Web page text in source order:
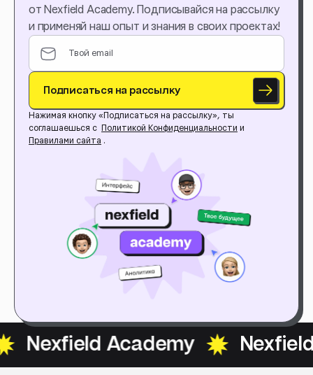
от Nexfield Academy. Подписывайся на рассылку
и применяй наш опыт и знания в своих проектах!
Подписаться на рассылку
Нажимая кнопку «Подписаться на рассылку», ты
соглашаешься с
Политикой Конфиденциальности и
Правилами сайта .
Academy Nexfield